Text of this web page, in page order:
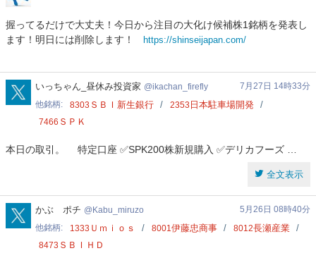
ャ
パ
資
握ってるだけで大丈夫！今日から注目の大化け候補株1銘柄を発表し
ます！明日には削除します！
https://shinseijapan.com/
ikachan_firefly
いっちゃん_昼休み投資家 ikachan_firefly
7月27日 14時33分
他銘柄
8303 ＳＢＩ新生銀行 2353 日本駐車場開発
7466 ＳＰＫ
本日の取引。 特定口座 ✅SPK200株新規購入 ✅デリカフーズ …
全文表示
Kabu_miruzo
かぶ ポチ Kabu_miruzo
5月26日 08時40分
他銘柄
1333 Ｕｍｉｏｓ 8001伊藤忠商事 8012長瀬産業
8473 ＳＢＩＨＤ